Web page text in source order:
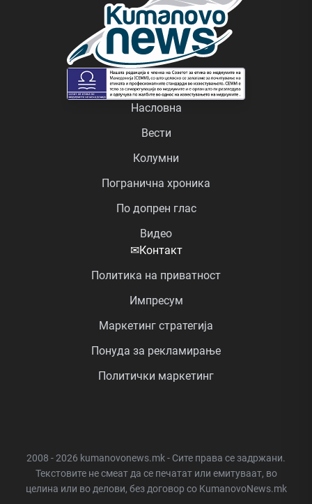
Насловна
Вести
Колумни
Погранична хроника
По допрен глас
Видео
✉Контакт
Политика на приватност
Импресум
Маркетинг стратегија
Понуда за рекламирање
Политички маркетинг
2008 - 2026 kumanovonews.mk - Сите права се задржани.
Текстовите не смеат да се печатат или емитуваат, во
целина или во делови, без договор со KumanovoNews.mk